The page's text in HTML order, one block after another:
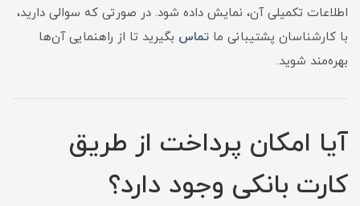
اطلاعات تکمیلی آن، نمایش داده شود. در صورتی که سوالی دارید،
با کارشناسان پشتیبانی ما تماس بگیرید تا از راهنمایی آن‌ها
بهره‌مند شوید.
آیا امکان پرداخت از طریق
کارت بانکی وجود دارد؟